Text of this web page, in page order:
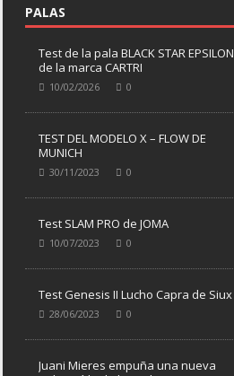
i
n
p
e
b
PALAS
Test de la pala BLACK STAR EPSILON
de la marca CARTRI
10/02/2026 0
TEST DEL MODELO X – FLOW DE
MUNICH
30/11/2023 0
Test SLAM PRO de JOMA
10/07/2023 0
Test Genesis II Lucho Capra de Siux
28/06/2023 0
Juani Mieres empuña una nueva